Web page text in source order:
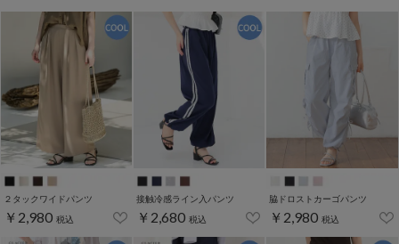
２タックワイドパンツ
￥2,980 税込
接触冷感ライン入パンツ
￥2,680 税込
脇ドロストカーゴパンツ
￥2,980 税込